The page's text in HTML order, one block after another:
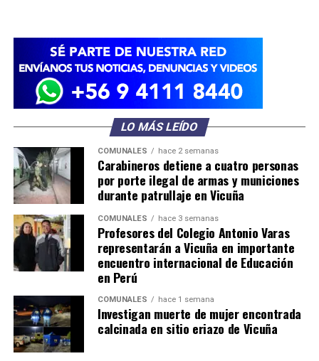
LO MÁS LEÍDO
COMUNALES hace 2 semanas
Carabineros detiene a cuatro personas
por porte ilegal de armas y municiones
durante patrullaje en Vicuña
COMUNALES hace 3 semanas
Profesores del Colegio Antonio Varas
representarán a Vicuña en importante
encuentro internacional de Educación
en Perú
COMUNALES hace 1 semana
Investigan muerte de mujer encontrada
calcinada en sitio eriazo de Vicuña